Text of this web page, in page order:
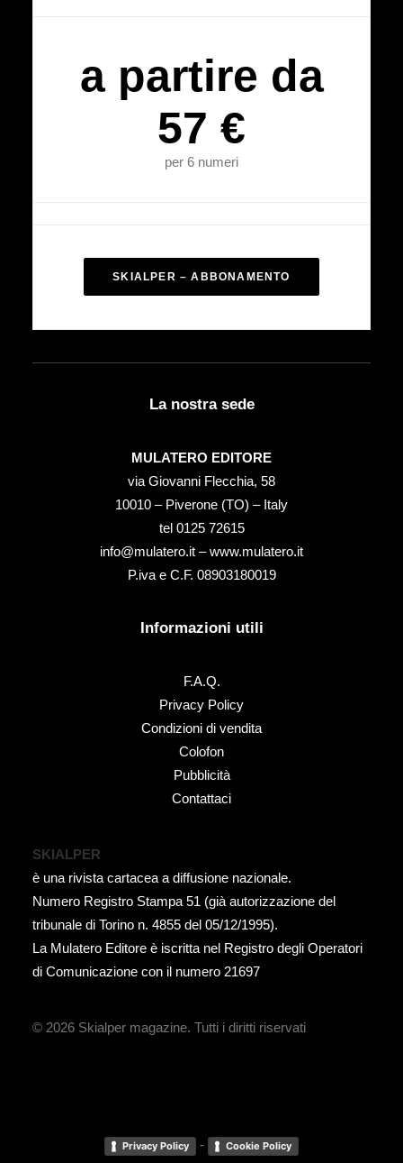
a partire da
57 €
per 6 numeri
SKIALPER – ABBONAMENTO
La nostra sede
MULATERO EDITORE
via Giovanni Flecchia, 58
10010 – Piverone (TO) – Italy
tel ‭0125 72615‬
info@mulatero.it –www.mulatero.it
P.iva e C.F. 08903180019
Informazioni utili
F.A.Q.
Privacy Policy
Condizioni di vendita
Colofon
Pubblicità
Contattaci
SKIALPER
è una rivista cartacea a diffusione nazionale.
Numero Registro Stampa 51 (già autorizzazione del
tribunale di Torino n. 4855 del 05/12/1995).
La Mulatero Editore è iscritta nel Registro degli Operatori
di Comunicazione con il numero 21697
© 2026 Skialper magazine. Tutti i diritti riservati
Privacy Policy - Cookie Policy